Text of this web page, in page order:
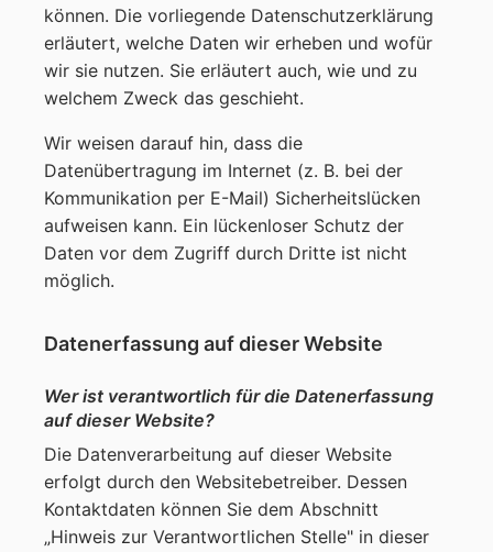
können. Die vorliegende Datenschutzerklärung
erläutert, welche Daten wir erheben und wofür
wir sie nutzen. Sie erläutert auch, wie und zu
welchem Zweck das geschieht.
Wir weisen darauf hin, dass die
Datenübertragung im Internet (z. B. bei der
Kommunikation per E-Mail) Sicherheitslücken
aufweisen kann. Ein lückenloser Schutz der
Daten vor dem Zugriff durch Dritte ist nicht
möglich.
Datenerfassung auf dieser Website
Wer ist verantwortlich für die Datenerfassung
auf dieser Website?
Die Datenverarbeitung auf dieser Website
erfolgt durch den Websitebetreiber. Dessen
Kontaktdaten können Sie dem Abschnitt
„Hinweis zur Verantwortlichen Stelle" in dieser